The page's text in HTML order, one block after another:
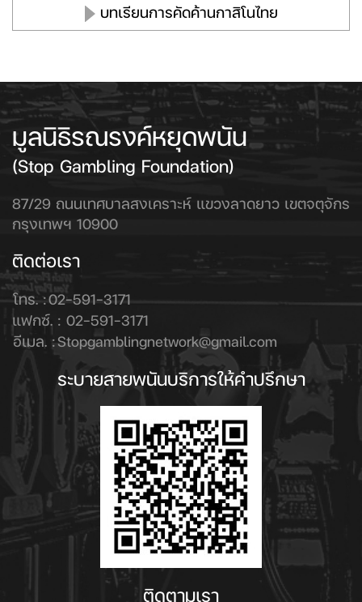
บทเรียนการคัดค้านกาสิโนไทย
มูลนิธิรณรงค์หยุดพนัน
(Stop Gambling Foundation)
87/29 ถนนเทศบาลสงเคราะห์ แขวงลาดยาว เขตจตุจักร
กรุงเทพฯ 10900
ติดต่อเรา
โทร. :02-591-3171
แฟกซ์. : 02-591-3171
อีเมล. :Stopgamblingnetwork@gmail.com
ระบายสายพนันบริการให้คำปรึกษา
ติดตามเรา